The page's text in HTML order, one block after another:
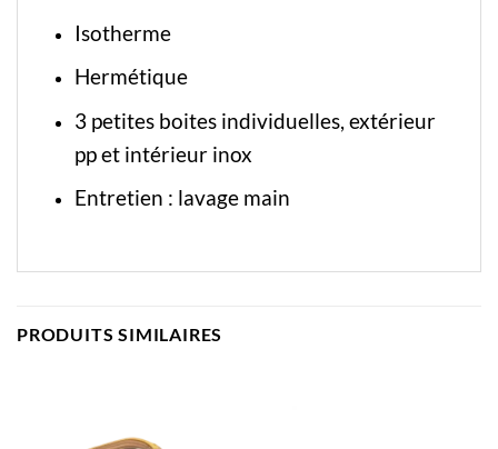
Isotherme
Hermétique
3 petites boites individuelles, extérieur
pp et intérieur inox
Entretien : lavage main
PRODUITS SIMILAIRES